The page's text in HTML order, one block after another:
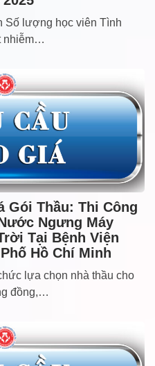
Số lượng học viên Tình
nhiễm…
Gói Thầu: Thi Công
Ngưng Máy
Tại Bệnh Viện
Hồ Chí Minh
lựa chọn nhà thầu cho
đồng,…